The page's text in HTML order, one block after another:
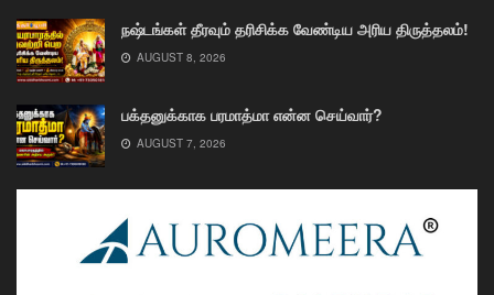
நஷ்டங்கள் தீரவும் தரிசிக்க வேண்டிய அரிய திருத்தலம்!
AUGUST 8, 2026
பக்தனுக்காக பரமாத்மா என்ன செய்வார்?
AUGUST 7, 2026